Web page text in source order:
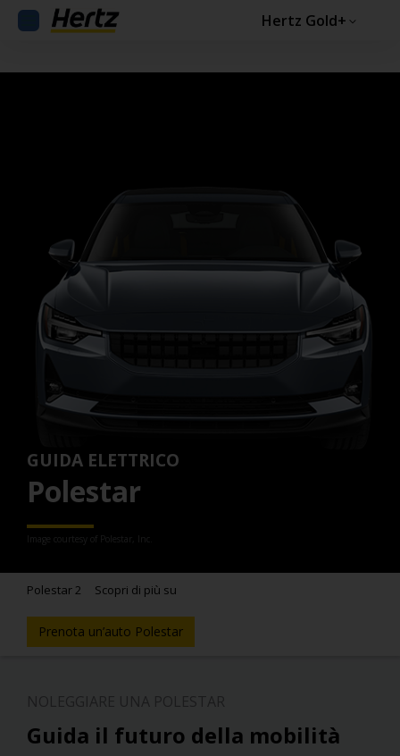
Hertz Gold+
GUIDA ELETTRICO
Polestar
Image courtesy of Polestar, Inc.
Polestar 2 Scopri di più su
Prenota un’auto Polestar
Guida il futuro della mobilità